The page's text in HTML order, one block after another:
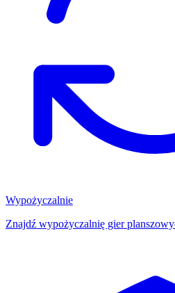
Wypożyczalnie
Znajdź wypożyczalnię gier